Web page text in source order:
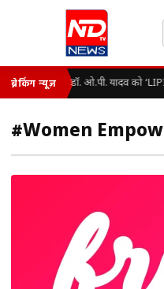
ब्रेकिंग न्यूज़ डॉ. ओ.पी. यादव को
#Women